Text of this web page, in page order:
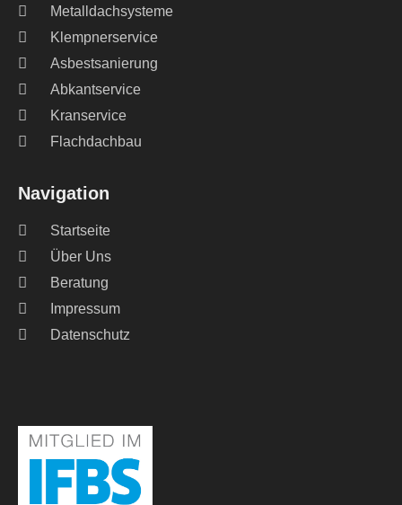
Navigation
Startseite
Über Uns
Beratung
Impressum
Datenschutz
Metalldachsysteme
Klempnerservice
Asbestsanierung
Abkantservice
Kranservice
Flachdachbau